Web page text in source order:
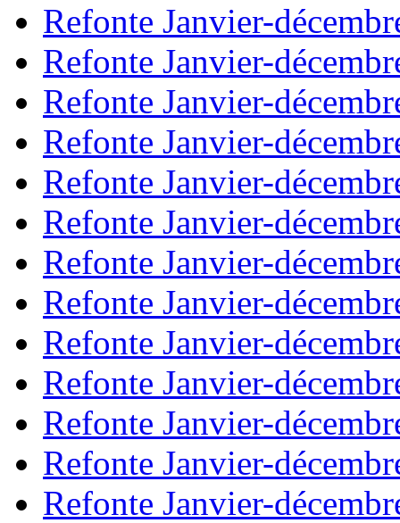
Refonte Janvier-
Refonte Janvier-
Refonte Janvier-
Refonte Janvier-
Refonte Janvier-
Refonte Janvier-
Refonte Janvier-
Refonte Janvier-
Refonte Janvier-
Refonte Janvier-
Refonte Janvier-
Refonte Janvier-
Refonte Janvier-